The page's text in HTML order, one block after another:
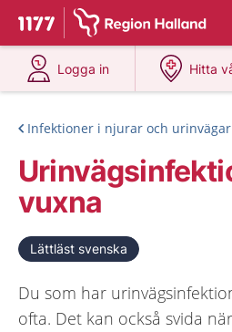
Till startsidan för 1177
Du har valt region Halland
Logga in
på 1177.se
Hitta
på
Infektioner i njurar och urinvägar
vuxna
Lättläst svenska
Du som har
ofta. Det kan också svida